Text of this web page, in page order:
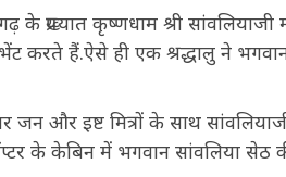
के प्रख्यात कृष्णधाम श्री
हैं.ऐसे ही एक श्रद्धालु ने
जन और इष्ट मित्रों के साथ
के केबिन में भगवान सांवलिया सेठ